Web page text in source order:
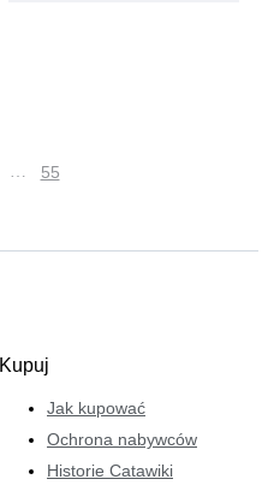
… 55
Kupuj
Jak kupować
Ochrona nabywców
Historie Catawiki